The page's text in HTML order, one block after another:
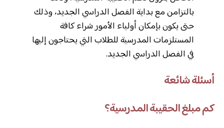
بالتزامن مع بداية الفصل الدراسي الجديد، وذلك
حتى يكون بإمكان أولياء الأمور شراء كافة
المستلزمات المدرسية للطلاب التي يحتاجون إليها
في الفصل الدراسي الجديد.
أسئلة شائعة
كم مبلغ الحقيبة المدرسية؟